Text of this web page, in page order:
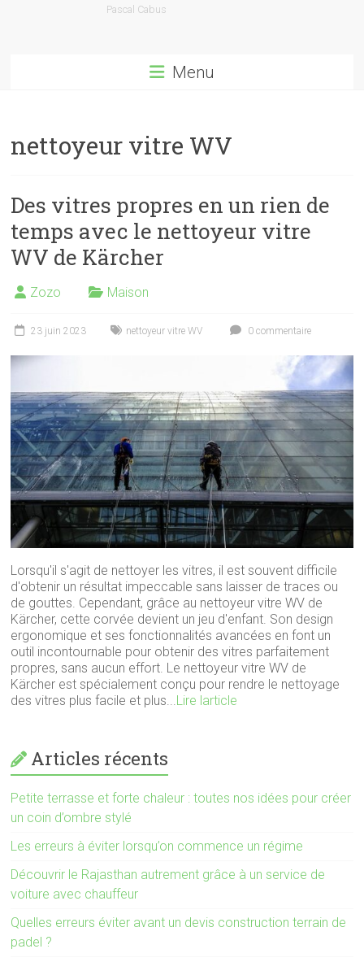
Pascal Cabus
Menu
nettoyeur vitre WV
Des vitres propres en un rien de
temps avec le nettoyeur vitre
WV de Kärcher
Zozo Maison
23 juin 2023 nettoyeur vitre WV 0 commentaire
Lorsqu'il s'agit de nettoyer les vitres, il est souvent difficile
d'obtenir un résultat impeccable sans laisser de traces ou
de gouttes. Cependant, grâce au nettoyeur vitre WV de
Kärcher, cette corvée devient un jeu d'enfant. Son design
ergonomique et ses fonctionnalités avancées en font un
outil incontournable pour obtenir des vitres parfaitement
propres, sans aucun effort. Le nettoyeur vitre WV de
Kärcher est spécialement conçu pour rendre le nettoyage
des vitres plus facile et plus...Lire larticle
Articles récents
Petite terrasse et forte chaleur : toutes nos idées pour créer
un coin d’ombre stylé
Les erreurs à éviter lorsqu’on commence un régime
Découvrir le Rajasthan autrement grâce à un service de
voiture avec chauffeur
Quelles erreurs éviter avant un devis construction terrain de
padel ?